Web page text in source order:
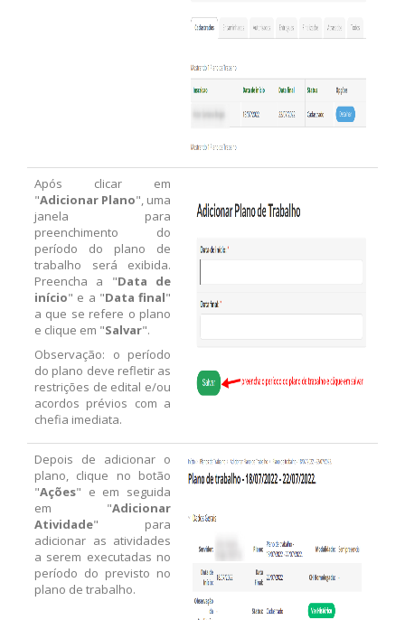
Após clicar em
"Adicionar Plano", uma
janela para
preenchimento do
período do plano de
trabalho será exibida.
Preencha a "Data de
início" e a "Data final"
a que se refere o plano
e clique em "Salvar".
Observação: o período
do plano deve refletir as
restrições de edital e/ou
acordos prévios com a
chefia imediata.
Depois de adicionar o
plano, clique no botão
"Ações" e em seguida
em "Adicionar
Atividade" para
adicionar as atividades
a serem executadas no
período do previsto no
plano de trabalho.